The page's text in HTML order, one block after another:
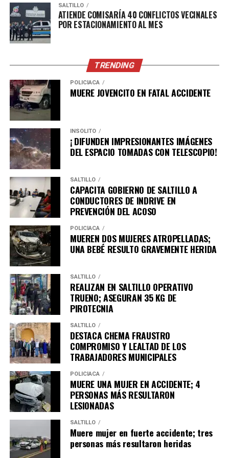
Revista Sala de Espera, publicación mensual de
divulgación cultural y artística editada por la Secretaría
de Cultura de Coahuila, que además de su versión
impresa puede consultarse en formato digital junto con
ediciones anteriores y otros materiales editoriales.
101 cosas que aprendí de la narrativa, de Gerardo
Segura, obra que reúne la experiencia de dos décadas del
autor como coordinador de talleres de creación literaria
y ofrece herramientas y reflexiones para quienes desean
adentrarse en el oficio de escribir.
Gangrena, de Eduardo González, un poemario de gran
fuerza expresiva que explora temas como la memoria, el
través de una voz profundamente introspectiva.
Las y los interesados pueden consultar el catálogo
completo de la Biblioteca Virtual ingresando
ahttps://coahuilacultura.gob.mx/libros-2/,donde
encontrarán cientos de títulos disponibles para su
lectura o descarga gratuita, organizados por categorías
y accesibles en cualquier momento del día.
El Gobierno del Estado de Coahuila refrenda su
compromiso de promover el acceso libre al
SALTILLO
ATIENDE COMISARÍA 40 CONFLICTOS VECINALES
POR ESTACIONAMIENTO AL MES
TRENDING
POLICÍACA
MUERE JOVENCITO EN FATAL ACCIDENTE
INSÓLITO
¡ DIFUNDEN IMPRESIONANTES IMÁGENES
DEL ESPACIO TOMADAS CON TELESCOPIO!
SALTILLO
CAPACITA GOBIERNO DE SALTILLO A
CONDUCTORES DE INDRIVE EN
PREVENCIÓN DEL ACOSO
POLICÍACA
MUEREN DOS MUJERES ATROPELLADAS;
UNA BEBÉ RESULTO GRAVEMENTE HERIDA
SALTILLO
REALIZAN EN SALTILLO OPERATIVO
TRUENO; ASEGURAN 35 KG DE
PIROTECNIA
SALTILLO
DESTACA CHEMA FRAUSTRO
COMPROMISO Y LEALTAD DE LOS
TRABAJADORES MUNICIPALES
POLICÍACA
MUERE UNA MUJER EN ACCIDENTE; 4
PERSONAS MÁS RESULTARON
LESIONADAS
SALTILLO
Muere mujer en fuerte accidente; tres
personas más resultaron heridas